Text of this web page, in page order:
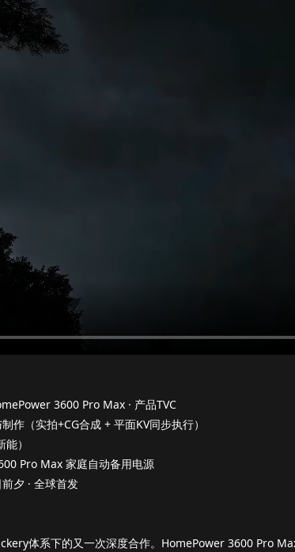
3600 Pro Max · 产品TVC
作（实拍+CG合成 + 平面KV同步执行）
）
Pro Max 家庭自动备用电源
夕 · 全球首发
体系下的又一次深度合作。HomePower 3600 Pro